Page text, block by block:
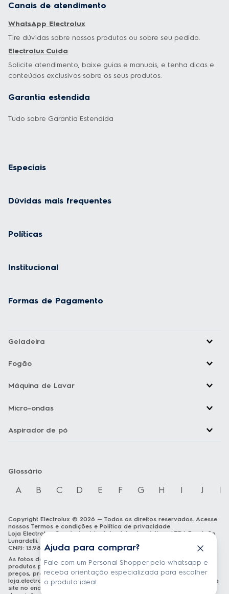
Ajuda para comprar?
Fale com um Personal Shopper pelo whatsapp e
receba orientação especializada para escolher
o produto ideal.
Canais de atendimento
WhatsApp Electrolux
Tire dúvidas sobre nossos produtos ou sobre seu pedido.
Electrolux Cuida
Solicite atendimento, baixe guias e manuais, e tenha dicas e
conteúdos exclusivos sobre os seus produtos.
Garantia estendida
Tudo sobre Garantia Estendida
Especiais
Dúvidas mais frequentes
Políticas
Institucional
Formas de Pagamento
Geladeira
Fogão
Máquina de Lavar
Micro-ondas
Aspirador de pó
Glossário
A B C D E F G H I J K
Copyright Electrolux © 2026 — Todos os direitos reservados. Acesse
nossos Termos e condições e Política de privacidade
Loja Electrolux Comércio virtual de eletrodomésticos LTDA Rua João
Lunardelli, 2205 - Cidade Industrial - Curitiba - PR - CEP: 81460-100
CNPJ: 13.986.197/0001-21
As fotos dos produtos são meramente ilustrativas. A venda dos
produtos publicados está sujeita a disponibilidade de estoque. Os
preços, promoções e formas de pagamento publicados em
loja.electrolux.com.brestão válidos exclusivamente para compra via
site no endereço mencionado. As especificações técnicas e